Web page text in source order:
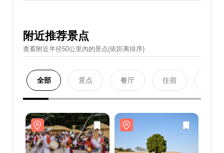
附近推荐景点
查看附近半径50公里內的景点(依距离排序)
全部 景点 餐厅 住宿